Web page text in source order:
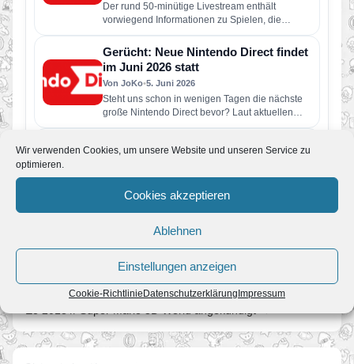
Wir verwenden Cookies, um unsere Website und unseren Service zu
optimieren.
Cookies akzeptieren
Ablehnen
Einstellungen anzeigen
Cookie-Richtlinie Datenschutzerklärung Impressum
Der rund 50-minütige Livestream enthält
vorwiegend Informationen zu Spielen, die
dieses Jahr für Nintendo Switch 2 und Nintendo
Switch erscheinen…
Gerücht: Neue Nintendo Direct findet
im Juni 2026 statt
Von JoKo•5. Juni 2026
Steht uns schon in wenigen Tagen die nächste
große Nintendo Direct bevor? Laut aktuellen
Berichten soll Nintendo bereits…
Mariofans.de erhält Design-Level-Up:
Neuer Look und übersichtlichere
Guides
Von JoKo 4. Juni 2026
technisch umfangreich überarbeitet…
← E3 2013 // Nintendo-Direct um 16 Uhr